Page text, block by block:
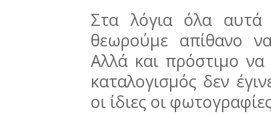
Στα λόγια όλα αυτά
θεωρούμε απίθανο
Αλλά και πρόστιμο να
καταλογισμός δεν
οι ίδιες οι